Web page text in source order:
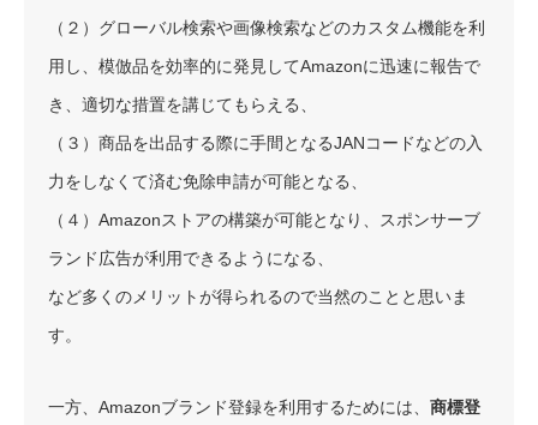
（２）グローバル検索や画像検索などのカスタム機能を利
用し、模倣品を効率的に発見してAmazonに迅速に報告で
き、適切な措置を講じてもらえる、
（３）商品を出品する際に手間となるJANコードなどの入
力をしなくて済む免除申請が可能となる、
（４）Amazonストアの構築が可能となり、スポンサーブ
ランド広告が利用できるようになる、
など多くのメリットが得られるので当然のことと思いま
す。
一方、Amazonブランド登録を利用するためには、 商標登